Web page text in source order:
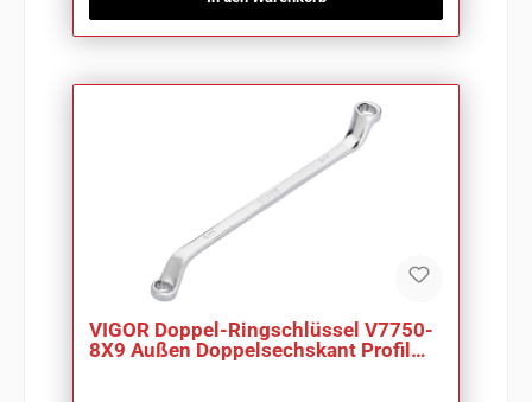
VIGOR Doppel-Ringschlüssel V7750-
8X9 Außen Doppelsechskant Profil